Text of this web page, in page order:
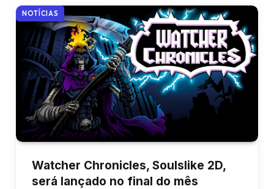
NOTÍCIAS
Watcher Chronicles, Soulslike 2D,
será lançado no final do mês